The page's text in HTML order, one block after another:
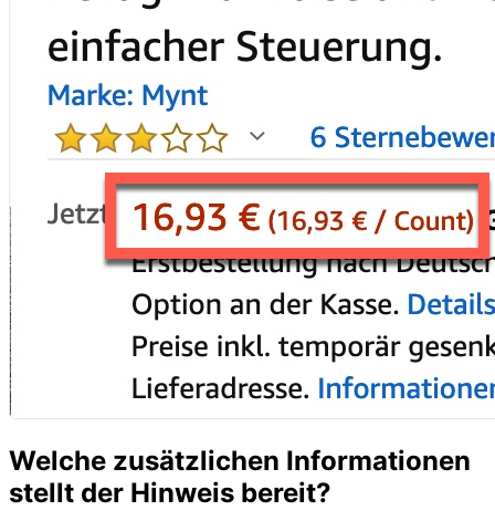
Welche zusätzlichen Informationen
stellt der Hinweis bereit?